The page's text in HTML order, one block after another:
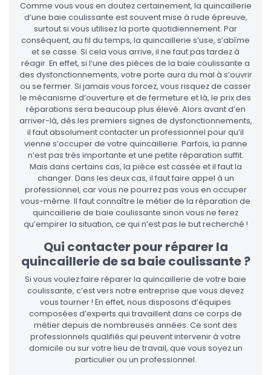
Comme vous vous en doutez certainement, la quincaillerie
d’une baie coulissante est souvent mise à rude épreuve,
surtout si vous utilisez la porte quotidiennement. Par
conséquent, au fil du temps, la quincaillerie s’use, s’abîme
et se casse. Si cela vous arrive, il ne faut pas tardez à
réagir. En effet, si l’une des pièces de la baie coulissante a
des dysfonctionnements, votre porte aura du mal à s’ouvrir
ou se fermer. Si jamais vous forcez, vous risquez de casser
le mécanisme d’ouverture et de fermeture et là, le prix des
réparations sera beaucoup plus élevé. Alors avant d’en
arriver-là, dès les premiers signes de dysfonctionnements,
il faut absolument contacter un professionnel pour qu’il
vienne s’occuper de votre quincaillerie. Parfois, la panne
n’est pas très importante et une petite réparation suffit.
Mais dans certains cas, la pièce est cassée et il faut la
changer. Dans les deux cas, il faut faire appel à un
professionnel, car vous ne pourrez pas vous en occuper
vous-même. Il faut connaître le métier de la réparation de
quincaillerie de baie coulissante sinon vous ne ferez
qu’empirer la situation, ce qui n’est pas le but recherché !
Qui contacter pour réparer la
quincaillerie de sa baie coulissante ?
Si vous voulez faire réparer la quincaillerie de votre baie
coulissante, c’est vers notre entreprise que vous devez
vous tourner ! En effet, nous disposons d’équipes
composées d’experts qui travaillent dans ce corps de
métier depuis de nombreuses années. Ce sont des
professionnels qualifiés qui peuvent intervenir à votre
domicile ou sur votre lieu de travail, que vous soyez un
particulier ou un professionnel.